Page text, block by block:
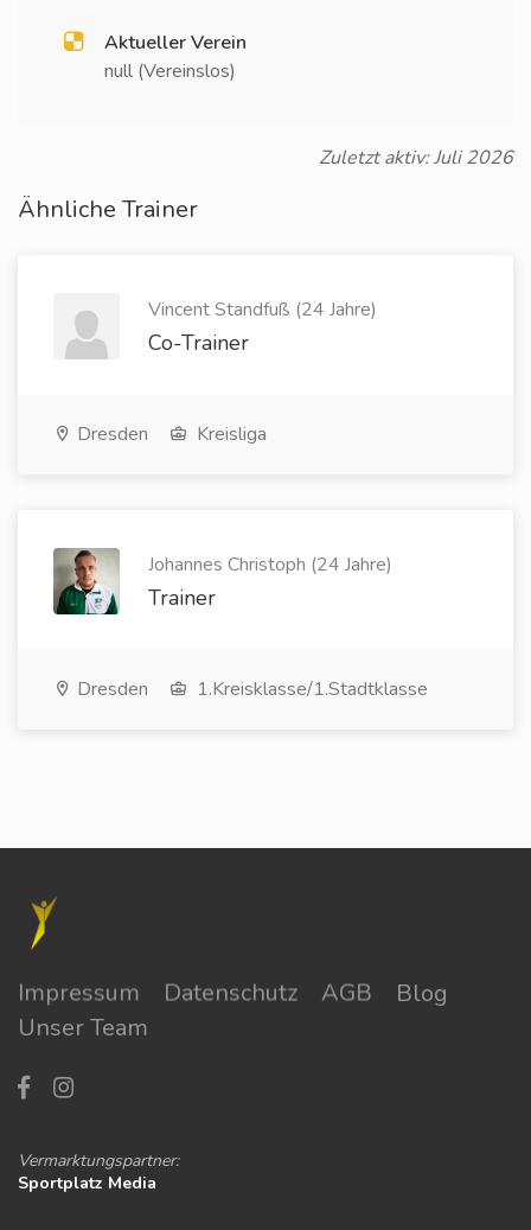
Aktueller Verein
null (Vereinslos)
Zuletzt aktiv: Juli 2026
Ähnliche Trainer
Vincent Standfuß (24 Jahre)
Co-Trainer
Dresden Kreisliga
Johannes Christoph (24 Jahre)
Trainer
Dresden 1.Kreisklasse/1.Stadtklasse
Impressum Datenschutz AGB
Blog
Unser Team
Vermarktungspartner:
Sportplatz Media